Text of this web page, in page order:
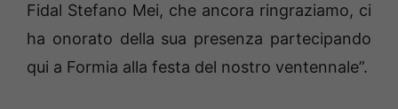
Fidal Stefano Mei, che ancora ringraziamo, ci
ha onorato della sua presenza partecipando
qui a Formia alla festa del nostro ventennale”.